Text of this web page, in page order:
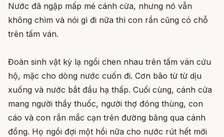
Nước đã ngập mấp mé cánh cửa, nhưng nó vẫn
không chìm và nói gì đi nữa thì con rắn cũng có chỗ
trên tấm ván.
Đoàn sinh vật kỳ lạ ngồi chen nhau trên tấm ván cứu
hộ, mặc cho dòng nước cuốn đi. Cơn bão từ từ dịu
xuống và nước bắt đầu hạ thấp. Cuối cùng, cánh cửa
mang người thầy thuốc, người thợ đóng thùng, con
cáo và con rắn mắc cạn trên đường băng qua cánh
đồng. Họ ngồi đợi một hồi nữa cho nước rút hết mới